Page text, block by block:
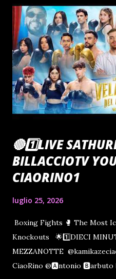
ex fidanzata di Sempio,
ancora arrivati al grande
CLICCA QUI
🔴1️⃣LIVE
BILLACCIOTV
CIAORINO1
luglio 25, 2026
Boxing Fights 🥊 The Most
Knockouts 🌟1️⃣DIECI
MEZZANOTTE
CiaoRino @🅰️ntonio